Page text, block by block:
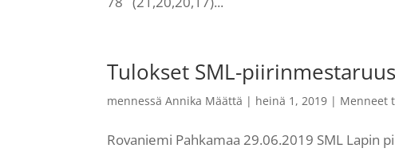
Tulokset SML-
mennessäAnnika Määttä | heinä 1, 2019 | Menneet
Rovaniemi Pahkamaa 29.06.2019 SML